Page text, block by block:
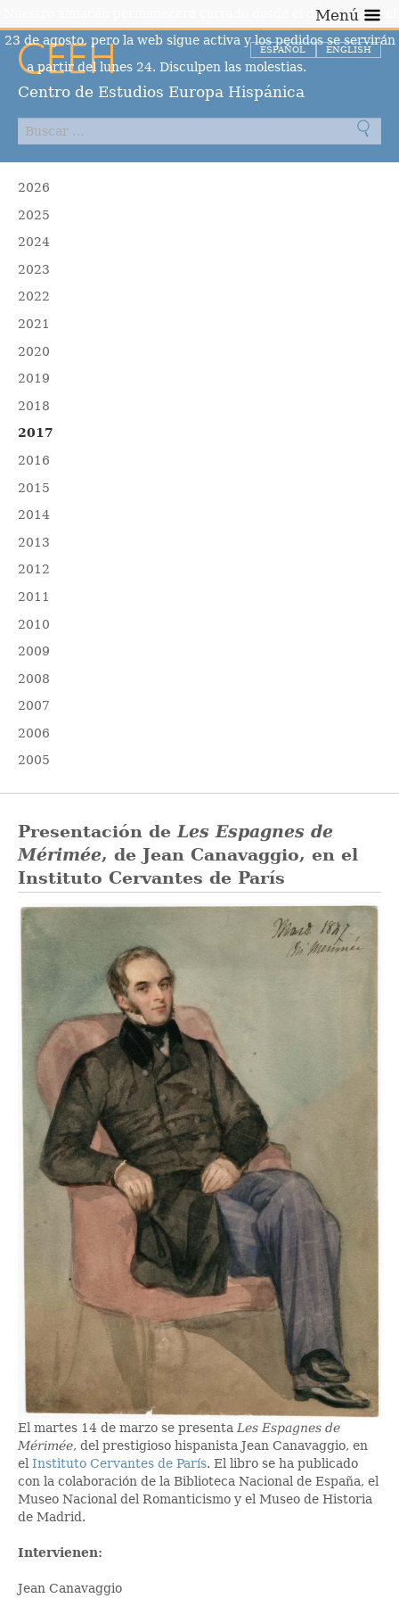
Centro de Estudios Europa Hispánica
ESPAÑOL ENGLISH
Menú
2026
2025
2024
2023
2022
2021
2020
2019
2018
2017
2016
2015
2014
2013
2012
2011
2010
2009
2008
2007
2006
2005
Presentación de Les Espagnes de
Mérimée, de Jean Canavaggio, en el
Instituto Cervantes de París
El martes 14 de marzo se presenta Les Espagnes de
Mérimée, del prestigioso hispanista Jean Canavaggio, en
el Instituto Cervantes de París. El libro se ha publicado
con la colaboración de la Biblioteca Nacional de España, el
Museo Nacional del Romanticismo y el Museo de Historia
de Madrid.
Intervienen:
Jean Canavaggio
Nuestro almacén permanecerá cerrado desde el día 10 hasta el
23 de agosto, pero la web sigue activa y los pedidos se servirán
a partir del lunes 24. Disculpen las molestias.